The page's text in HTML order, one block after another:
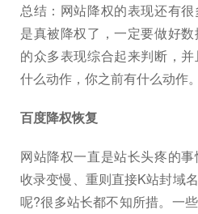
总结：网站降权的表现还有
是真被降权了，一定要做好
的众多表现综合起来判断，
什么动作，你之前有什么动作。
百度降权恢复
网站降权一直是站长头疼的
收录变慢、重则直接K站封域
呢?很多站长都不知所措。一